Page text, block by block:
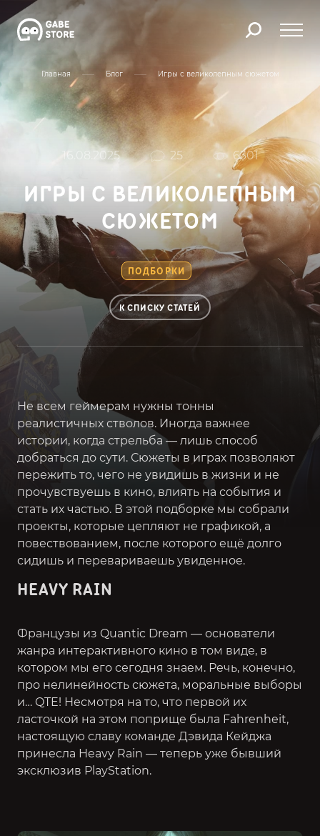
Главная Блог Игры с великолепным сюжетом
16.08.2025 25 6301
ИГРЫ С ВЕЛИКОЛЕПНЫМ
СЮЖЕТОМ
ПОДБОРКИ
К СПИСКУ СТАТЕЙ
Не всем геймерам нужны тонны
реалистичных стволов. Иногда важнее
истории, когда стрельба — лишь способ
добраться до сути. Сюжеты в играх позволяют
пережить то, чего не увидишь в жизни и не
прочувствуешь в кино, влиять на события и
стать их частью. В этой подборке мы собрали
проекты, которые цепляют не графикой, а
повествованием, после которого ещё долго
сидишь и перевариваешь увиденное.
HEAVY RAIN
Французы из Quantic Dream — основатели
жанра интерактивного кино в том виде, в
котором мы его сегодня знаем. Речь, конечно,
про нелинейность сюжета, моральные выборы
и… QTE! Несмотря на то, что первой их
ласточкой на этом поприще была Fahrenheit,
настоящую славу команде Дэвида Кейджа
принесла Heavy Rain — теперь уже бывший
эксклюзив PlayStation.